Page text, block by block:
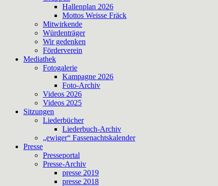
Hallenplan 2026
Mottos Weisse Fräck
Mitwirkende
Würdenträger
Wir gedenken
Förderverein
Mediathek
Fotogalerie
Kampagne 2026
Foto-Archiv
Videos 2026
Videos 2025
Sitzungen
Liederbücher
Liederbuch-Archiv
„ewiger“ Fassenachtskalender
Presse
Presseportal
Presse-Archiv
presse 2019
presse 2018